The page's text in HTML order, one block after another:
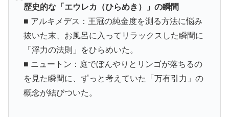
歴史的な「エウレカ（ひらめき）」の瞬間
■ アルキメデス：王冠の純金度を測る方法に悩み
抜いた末、お風呂に入ってリラックスした瞬間に
「浮力の法則」をひらめいた。
■ ニュートン：庭でぼんやりとリンゴが落ちるの
を見た瞬間に、ずっと考えていた「万有引力」の
概念が結びついた。